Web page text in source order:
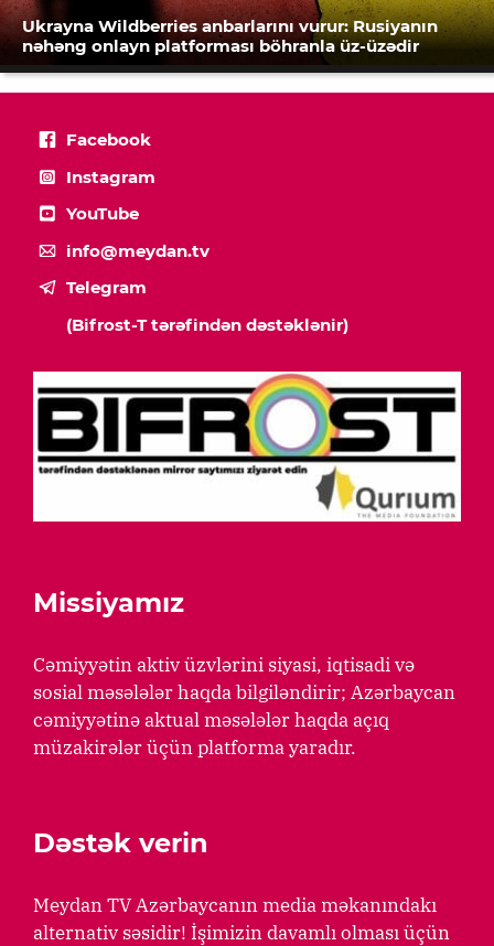
Ukrayna Wildberries anbarlarını vurur: Rusiyanın
nəhəng onlayn platforması böhranla üz-üzədir
Facebook
Instagram
YouTube
info@meydan.tv
Telegram
(Bifrost-T tərəfindən dəstəklənir)
Missiyamız
Cəmiyyətin aktiv üzvlərini siyasi, iqtisadi və
sosial məsələlər haqda bilgiləndirir; Azərbaycan
cəmiyyətinə aktual məsələlər haqda açıq
müzakirələr üçün platforma yaradır.
Dəstək verin
Meydan TV Azərbaycanın media məkanındakı
alternativ səsidir! İşimizin davamlı olması üçün